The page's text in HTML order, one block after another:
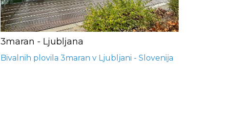
3maran - Ljubljana
Bivalnih plovila 3maran v Ljubljani - Slovenija